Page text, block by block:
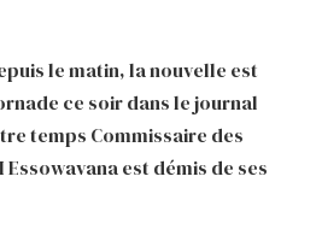
le matin, la nouvelle est
ce soir dans le journal
temps Commissaire des
Essowavana est démis de ses